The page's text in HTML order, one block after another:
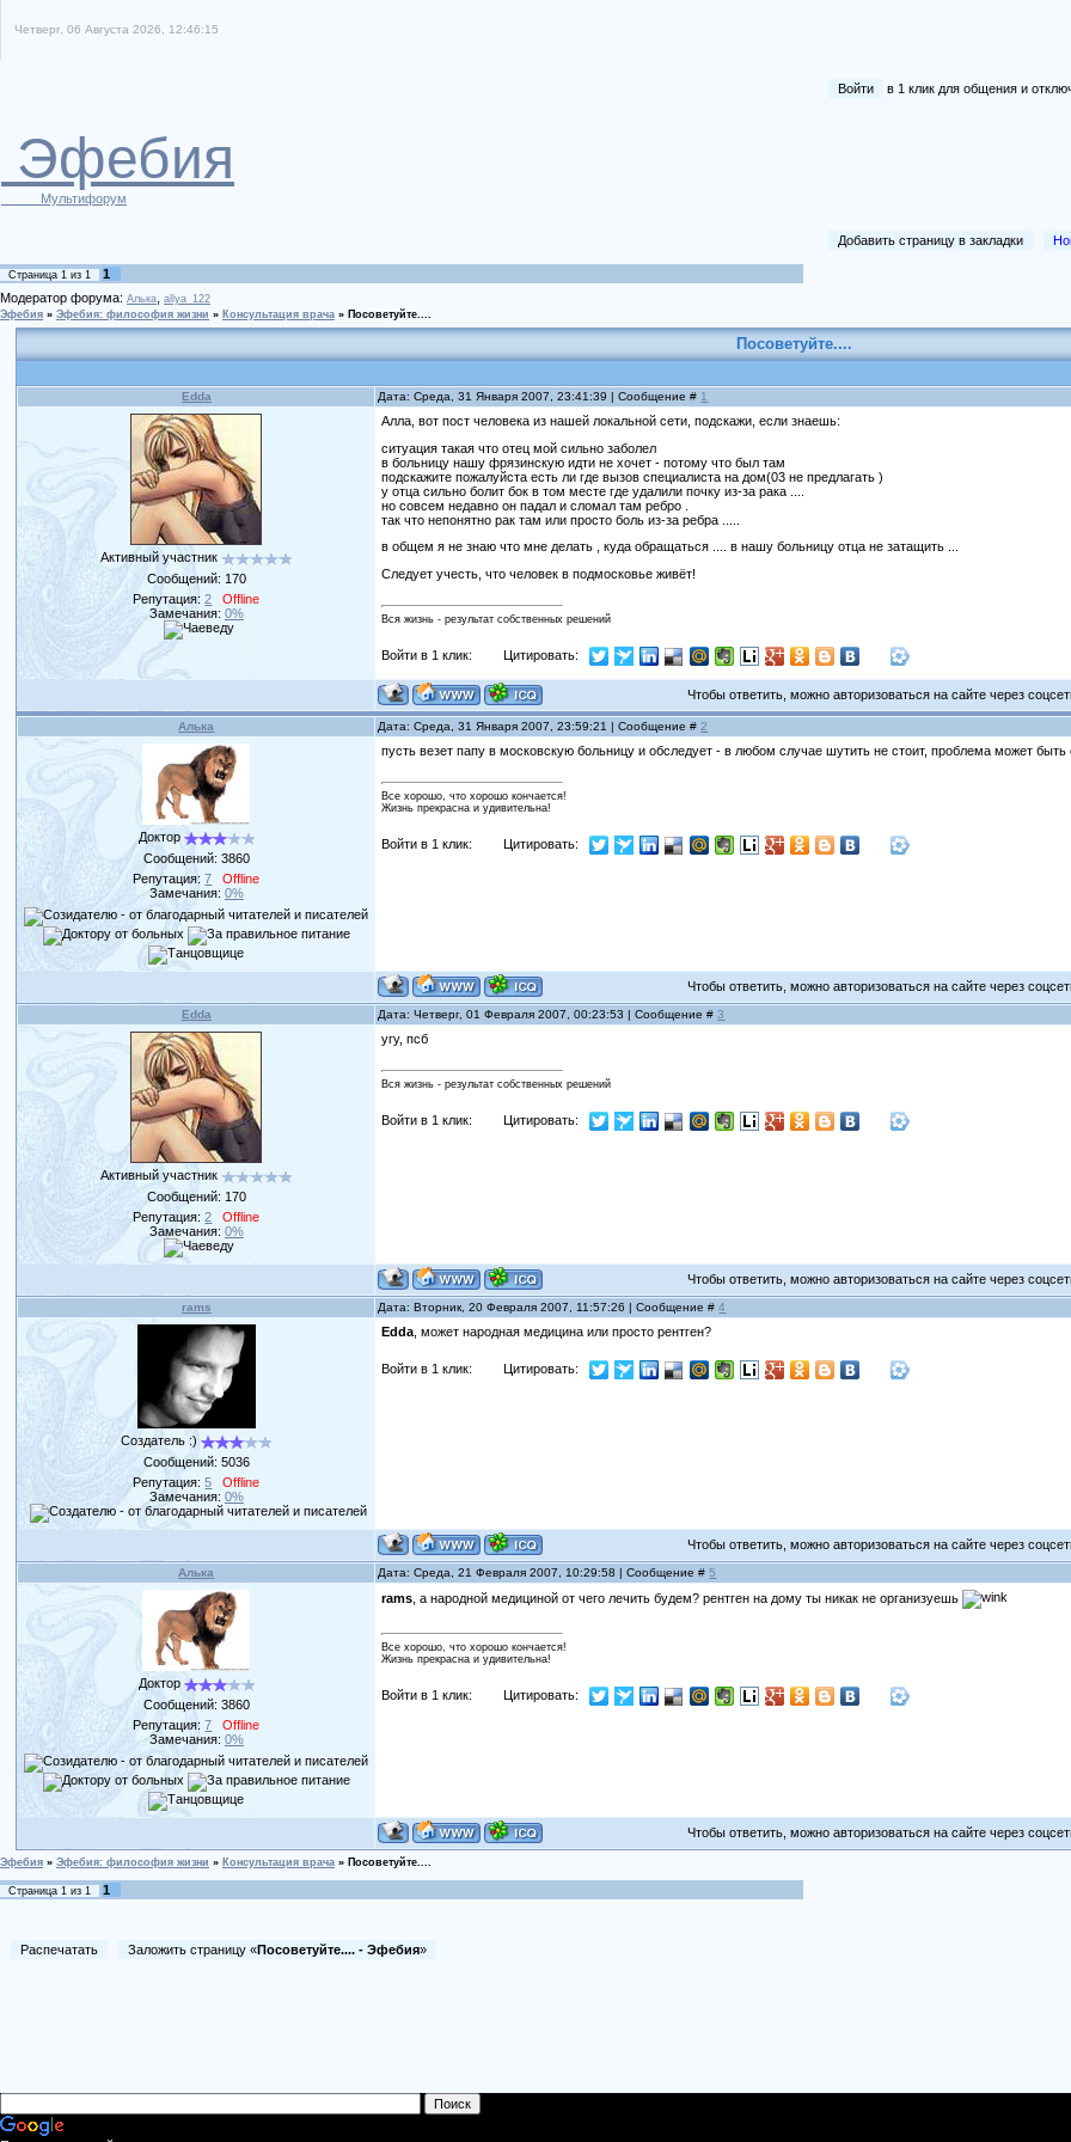
Четверг, 06 Августа 2026, 12:46:15
Войти в 1 клик для общения и
Эфебия
Мультифорум
Добавить страницу в закладки
Страница 1 из 1
1
Модератор форума: Алька allya_122
Эфебия » Эфебия: философия жизни » Консультация врача » Посоветуйте....
Посоветуйте....
Edda Дата: Среда, 31 Января 2007, 23:41:39 | Сообщение # 1
Активный участник
Сообщений: 170
Репутация:2
Offline
Замечания: 0%
Алла, вот пост человека из нашей локальной сети, подскажи, если знаешь:
ситуация такая что отец мой сильно заболел
в больницу нашу фрязинскую идти не хочет - потому что был там
подскажите пожалуйста есть ли где вызов специалиста на дом(03 не предлагать )
у отца сильно болит бок в том месте где удалили почку из-за рака ....
но совсем недавно он падал и сломал там ребро .
так что непонятно рак там или просто боль из-за ребра .....
в общем я не знаю что мне делать , куда обращаться .... в нашу больницу отца не затащить ...
Следует учесть, что человек в подмосковье живёт!
Вся жизнь - результат собственных решений
Войти в 1 клик: Цитировать:
Чтобы ответить, можно авторизоваться на сайте через
Алька Дата: Среда, 31 Января 2007, 23:59:21 | Сообщение # 2
Доктор
Сообщений: 3860
Репутация:7
Offline
Замечания: 0%
пусть везет папу в московскую больницу и обследует - в любом случае шутить не стоит, проблема может быть
Все хорошо, что хорошо кончается!
Жизнь прекрасна и удивительна!
Войти в 1 клик: Цитировать:
Чтобы ответить, можно авторизоваться на сайте через
Edda Дата: Четверг, 01 Февраля 2007, 00:23:53 | Сообщение #3
Активный участник
Сообщений: 170
Репутация:2
Offline
Замечания: 0%
угу, псб
Вся жизнь - результат собственных решений
Войти в 1 клик: Цитировать:
Чтобы ответить, можно авторизоваться на сайте через
rams Дата: Вторник, 20 Февраля 2007, 11:57:26 | Сообщение #4
Создатель :)
Сообщений: 5036
Репутация:5
Offline
Замечания: 0%
Edda , может народная медицина или просто рентген?
Войти в 1 клик: Цитировать:
Чтобы ответить, можно авторизоваться на сайте через
Алька Дата: Среда, 21 Февраля 2007, 10:29:58 | Сообщение #5
Доктор
Сообщений: 3860
Репутация:7
Offline
Замечания: 0%
rams , а народной медициной от чего лечить будем? рентген на дому ты никак не организуешь
Все хорошо, что хорошо кончается!
Жизнь прекрасна и удивительна!
Войти в 1 клик: Цитировать:
Чтобы ответить, можно авторизоваться на сайте через
Эфебия » Эфебия: философия жизни » Консультация врача » Посоветуйте....
Страница 1 из 1
1
Распечатать Заложить страницу «Посоветуйте.... - Эфебия»